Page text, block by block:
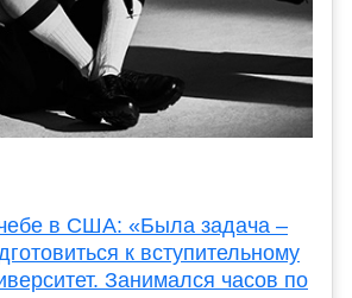
в США: «Была задача –
к вступительному
Занимался часов по